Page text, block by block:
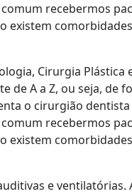
recebermos
Cirurgia
A a Z, ou seja, de
o cirurgião dentista
recebermos
e